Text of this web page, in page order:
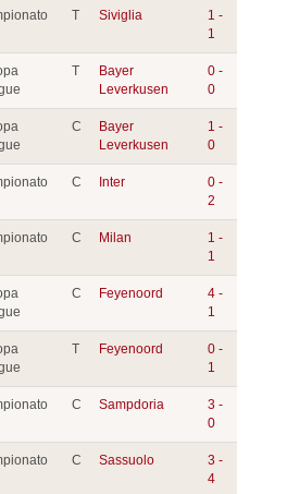
T Siviglia
1 -
1
T
Bayer
Leverkusen
0 -
0
C
Bayer
Leverkusen
1 -
0
C Inter
0 -
2
C Milan
1 -
1
C Feyenoord
4 -
1
T Feyenoord
0 -
1
C Sampdoria
3 -
0
C Sassuolo
3 -
4